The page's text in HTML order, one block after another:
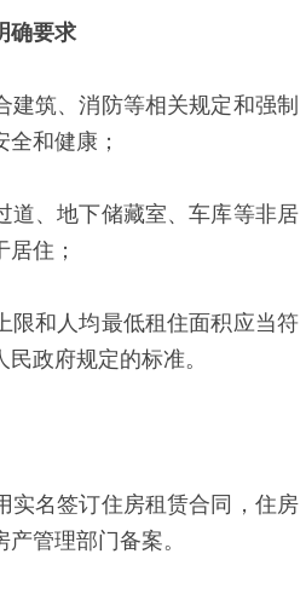
确要求
建筑、消防等相关规定和强制
和健康；
道、地下储藏室、车库等非居
住；
限和人均最低租住面积应当符
政府规定的标准。
实名签订住房租赁合同，住房
管理部门备案。